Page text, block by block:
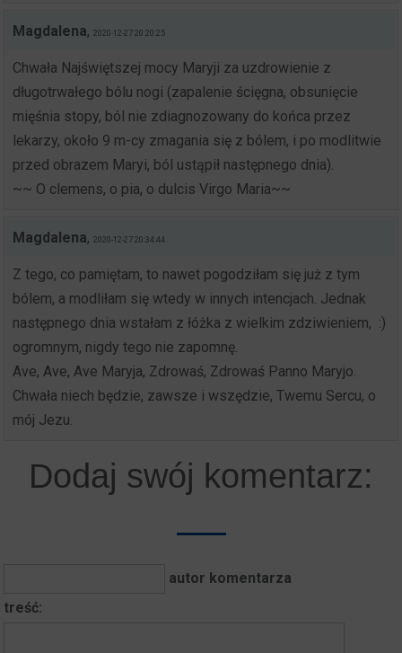
Magdalena,2020-12-27 20:20:25
Chwała Najświętszej mocy Maryji za uzdrowienie z
długotrwałego bólu nogi (zapalenie ścięgna, obsunięcie
mięśnia stopy, ból nie zdiagnozowany do końca przez
lekarzy, około 9 m-cy zmagania się z bólem, i po modlitwie
przed obrazem Maryi, ból ustąpił następnego dnia).
~~ O clemens, o pia, o dulcis Virgo Maria~~
Magdalena,2020-12-27 20:34:44
Z tego, co pamiętam, to nawet pogodziłam się już z tym
bólem, a modliłam się wtedy w innych intencjach. Jednak
następnego dnia wstałam z łóżka z wielkim zdziwieniem, :)
ogromnym, nigdy tego nie zapomnę.
Ave, Ave, Ave Maryja, Zdrowaś, Zdrowaś Panno Maryjo.
Chwała niech będzie, zawsze i wszędzie, Twemu Sercu, o
mój Jezu.
Dodaj swój komentarz:
autor komentarza
treść: